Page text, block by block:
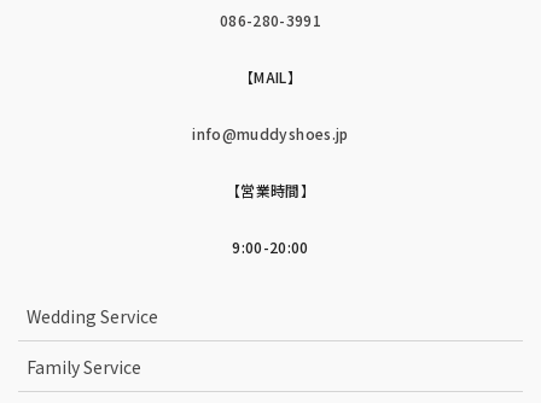
086-280-3991
【MAIL】
info@muddyshoes.jp
【営業時間】
9:00-20:00
Wedding Service
Family Service